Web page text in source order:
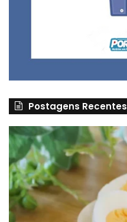
Postagens Recentes